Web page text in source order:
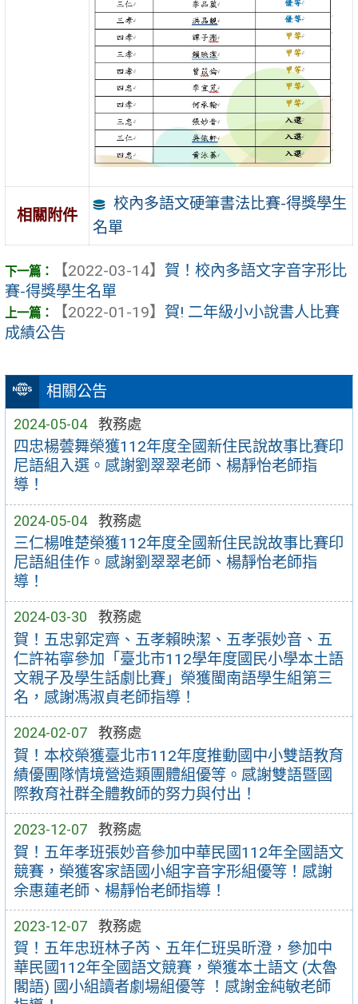
相關公告
2024-05-04 教務處
四忠楊蕓舞榮獲112年度全國新住民說故事比賽印
尼語組入選。感謝劉翠翠老師、楊靜怡老師指
導！
2024-05-04 教務處
三仁楊唯楚榮獲112年度全國新住民說故事比賽印
尼語組佳作。感謝劉翠翠老師、楊靜怡老師指
導！
2024-03-30 教務處
賀！五忠郭定齊、五孝賴映潔、五孝張妙音、五
仁許祐寧參加「臺北市112學年度國民小學本土語
文親子及學生話劇比賽」榮獲閩南語學生組第三
名，感謝馮淑貞老師指導！
2024-02-07 教務處
賀！本校榮獲臺北市112年度推動國中小雙語教育
績優團隊情境營造類團體組優等。感謝雙語暨國
際教育社群全體教師的努力與付出！
2023-12-07 教務處
賀！五年孝班張妙音參加中華民國112年全國語文
競賽，榮獲客家語國小組字音字形組優等！感謝
余惠蓮老師、楊靜怡老師指導！
2023-12-07 教務處
賀！五年忠班林子芮、五年仁班吳昕澄，參加中
華民國112年全國語文競賽，榮獲本土語文 (太魯
閣語) 國小組讀者劇場組優等 ！感謝金純敏老師
相關附件
校內多語文硬筆書法比賽-得獎學生
名單
【2022-03-14】 賀！校內多語文字音字形比
賽-得獎學生名單
【2022-01-19】 賀! 二年級小小說書人比賽
成績公告